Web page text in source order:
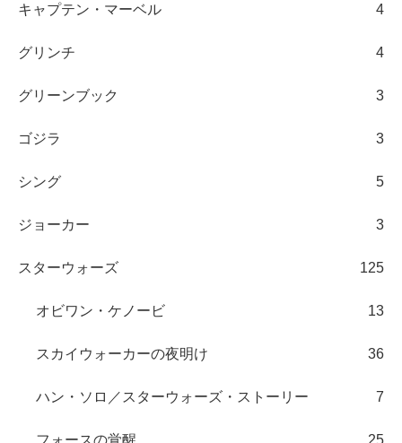
キャプテン・マーベル 4
グリンチ 4
グリーンブック 3
ゴジラ 3
シング 5
ジョーカー 3
スターウォーズ 125
オビワン・ケノービ 13
スカイウォーカーの夜明け 36
ハン・ソロ／スターウォーズ・ストーリー 7
フォースの覚醒 25